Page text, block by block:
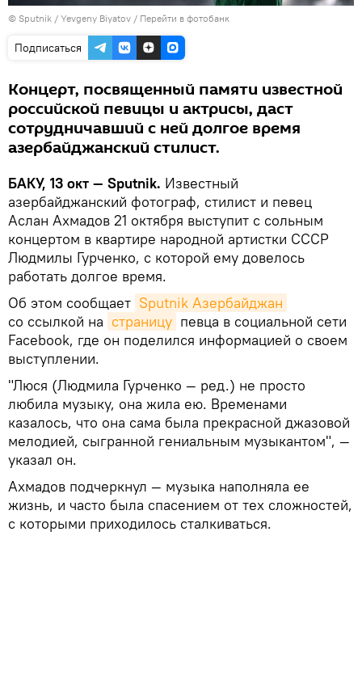
© Sputnik / Yevgeny Biyatov / Перейти в фотобанк
Подписаться
Концерт, посвященный памяти известной
российской певицы и актрисы, даст
сотрудничавший с ней долгое время
азербайджанский стилист.
БАКУ, 13 окт — Sputnik. Известный
азербайджанский фотограф, стилист и певец
Аслан Ахмадов 21 октября выступит с сольным
концертом в квартире народной артистки СССР
Людмилы Гурченко, с которой ему довелось
работать долгое время.
Об этом сообщает Sputnik Азербайджан
со ссылкой на страницу певца в социальной сети
Facebook, где он поделился информацией о своем
выступлении.
"Люся (Людмила Гурченко — ред.) не просто
любила музыку, она жила ею. Временами
казалось, что она сама была прекрасной джазовой
мелодией, сыгранной гениальным музыкантом", —
указал он.
Ахмадов подчеркнул — музыка наполняла ее
жизнь, и часто была спасением от тех сложностей,
с которыми приходилось сталкиваться.